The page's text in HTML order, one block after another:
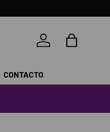
Iniciar sesión
Bolsa
CONTACTO